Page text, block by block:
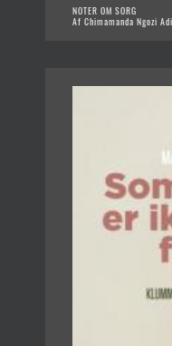
NOTER OM SORG
Af Chimamanda Ngozi